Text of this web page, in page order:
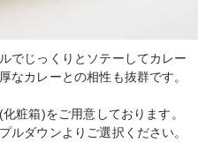
でじっくりとソテーしてカレー
なカレーとの相性も抜群です。
粧箱)をご用意しております。
ルダウンよりご選択ください。